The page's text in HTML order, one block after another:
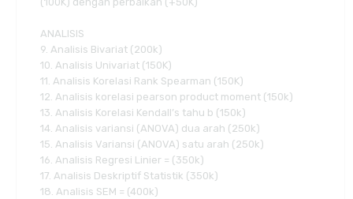
ANALISIS
9. Analisis Bivariat (200k)
10. Analisis Univariat (150K)
11. Analisis Korelasi Rank Spearman (150K)
12. Analisis korelasi pearson product moment (150k)
13. Analisis Korelasi Kendall’s tahu b (150k)
14. Analisis variansi (ANOVA) dua arah (250k)
15. Analisis Variansi (ANOVA) satu arah (250k)
16. Analisis Regresi Linier = (350k)
17. Analisis Deskriptif Statistik (350k)
18. Analisis SEM = (400k)